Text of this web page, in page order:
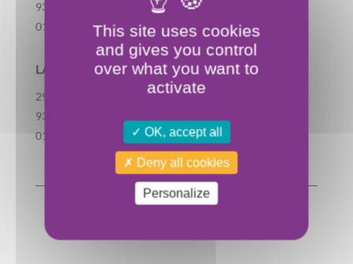
93240 Stains
01 49 40 09 19
LA FERME DES POSSIBLES
29, rue d’Amiens
93240 Stains
01 86 22 93 00
This site uses cookies
and gives you control
over what you want to
activate
OK, accept all
Deny all cookies
Personalize